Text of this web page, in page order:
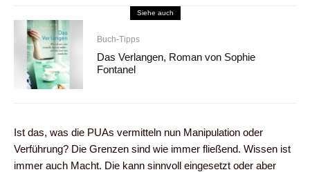
Siehe auch
Buch-Tipps
Das Verlangen, Roman von Sophie
Fontanel
Ist das, was die PUAs vermitteln nun Manipulation oder
Verführung? Die Grenzen sind wie immer fließend. Wissen ist
immer auch Macht. Die kann sinnvoll eingesetzt oder aber